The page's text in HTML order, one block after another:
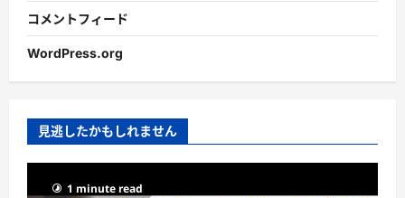
コメントフィード
WordPress.org
見逃したかもしれません
1 minute read